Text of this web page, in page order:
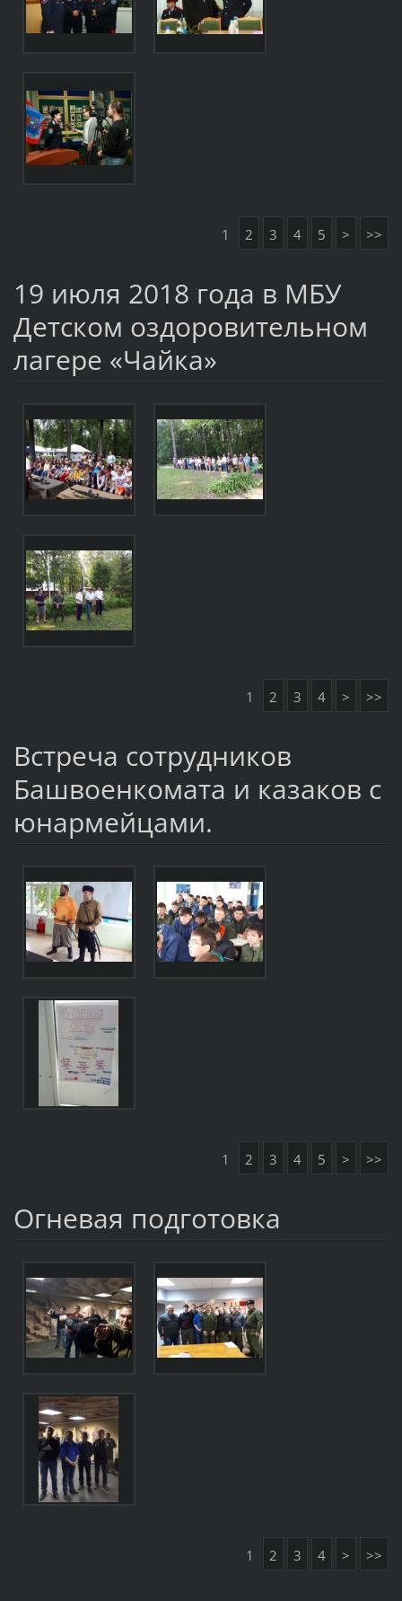
1 2 3 4 5 > >>
19 июля 2018 года в МБУ
Детском оздоровительном
лагере «Чайка»
1 2 3 4 > >>
Встреча сотрудников
Башвоенкомата и казаков с
юнармейцами.
1 2 3 4 5 > >>
Огневая подготовка
1 2 3 4 > >>